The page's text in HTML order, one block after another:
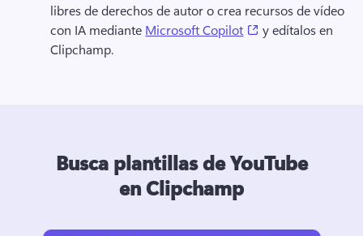
libres de derechos de autor o crea recursos de vídeo
con IA mediante Microsoft Copilot (opens in a new
y edítalos en
Clipchamp.
Busca plantillas de YouTube
en Clipchamp